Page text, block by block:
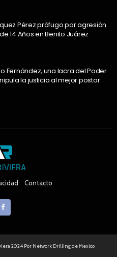
Pérez prófugo por agresión
14 Años en Benito Juárez
Fernández, una lacra del Poder
la justicia al mejor postor
Contacto
2024 Por Network Drilling de Mexico